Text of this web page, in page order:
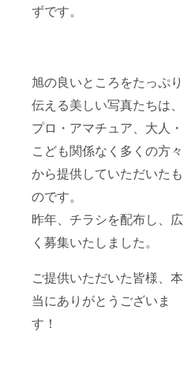
ずです。
旭の良いところをたっぷり
伝える美しい写真たちは、
プロ・アマチュア、大人・
こども関係なく多くの方々
から提供していただいたも
のです。
昨年、チラシを配布し、広
く募集いたしました。
ご提供いただいた皆様、本
当にありがとうございま
す！